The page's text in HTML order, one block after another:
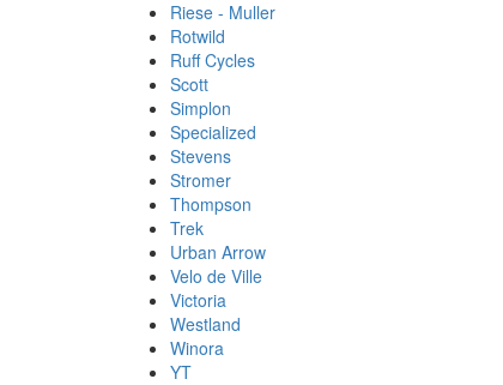
Riese - Muller
Rotwild
Ruff Cycles
Scott
Simplon
Specialized
Stevens
Stromer
Thompson
Trek
Urban Arrow
Velo de Ville
Victoria
Westland
Winora
YT